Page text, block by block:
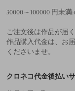
30000～100000 円未満
ご注文後は作品が届
作品購入代金は、お
くださいませ。
クロネコ代金後払い